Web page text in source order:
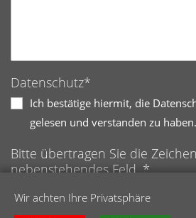
Wir achten Ihre Privatsphäre
Datenschutz*
Ich bestätige hiermit, die
gelesen und verstanden zu haben.
Bitte übertragen Sie die
nebenstehendes Feld. *
Anti-Roboter-Verifizierung
Hier klicken